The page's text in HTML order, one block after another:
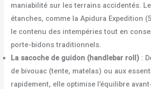
maniabilité sur les terrains accidentés.
étanches, comme la Apidura Expedition
le contenu des intempéries tout en
porte-bidons traditionnels.
La sacoche de guidon (handlebar roll) :
de bivouac (tente, matelas) ou aux
rapidement, elle optimise l’équilibre